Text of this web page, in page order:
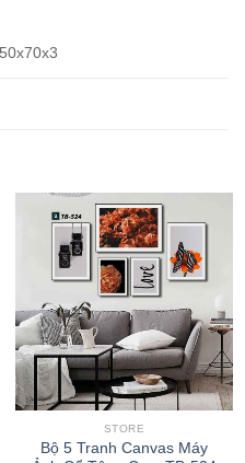
STORE
Bộ 5 Tranh Canvas Máy